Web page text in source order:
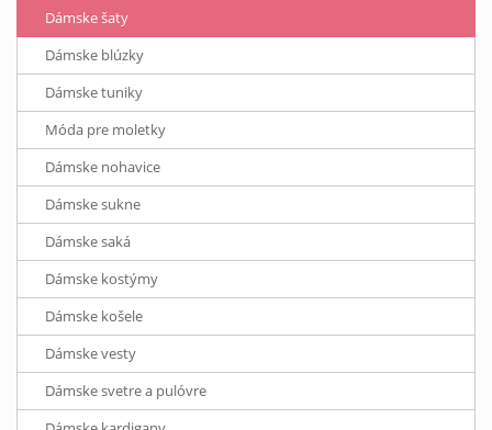
Dámske šaty
Dámske blúzky
Dámske tuniky
Móda pre moletky
Dámske nohavice
Dámske sukne
Dámske saká
Dámske kostýmy
Dámske košele
Dámske vesty
Dámske svetre a pulóvre